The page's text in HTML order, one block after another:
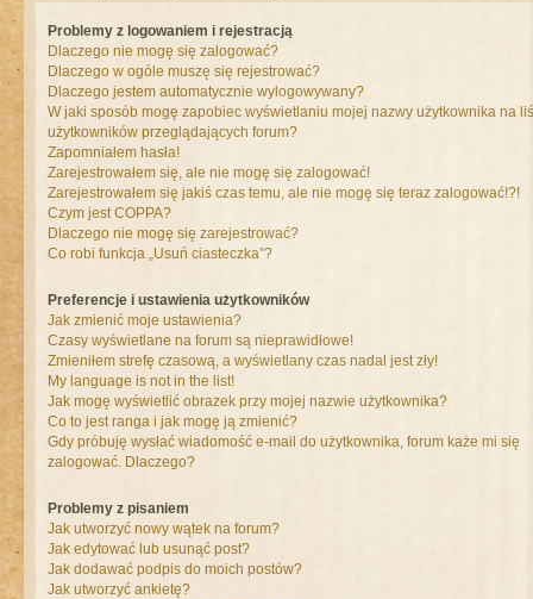
Problemy z logowaniem i rejestracją
Dlaczego nie mogę się zalogować?
Dlaczego w ogóle muszę się rejestrować?
Dlaczego jestem automatycznie wylogowywany?
W jaki sposób mogę zapobiec wyświetlaniu mojej nazwy użytkownika na
użytkowników przeglądających forum?
Zapomniałem hasła!
Zarejestrowałem się, ale nie mogę się zalogować!
Zarejestrowałem się jakiś czas temu, ale nie mogę się teraz zalogować!?!
Czym jest COPPA?
Dlaczego nie mogę się zarejestrować?
Co robi funkcja „Usuń ciasteczka”?
Preferencje i ustawienia użytkowników
Jak zmienić moje ustawienia?
Czasy wyświetlane na forum są nieprawidłowe!
Zmieniłem strefę czasową, a wyświetlany czas nadal jest zły!
My language is not in the list!
Jak mogę wyświetlić obrazek przy mojej nazwie użytkownika?
Co to jest ranga i jak mogę ją zmienić?
Gdy próbuję wysłać wiadomość e-mail do użytkownika, forum każe mi się
zalogować. Dlaczego?
Problemy z pisaniem
Jak utworzyć nowy wątek na forum?
Jak edytować lub usunąć post?
Jak dodawać podpis do moich postów?
Jak utworzyć ankietę?